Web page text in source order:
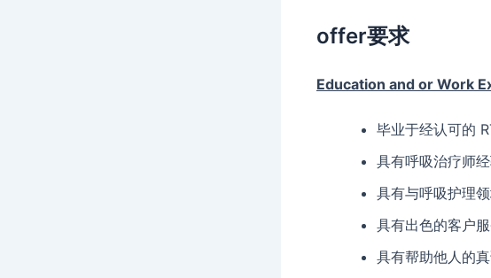
offer要求
Education and or Work
毕业于经认可的
具有呼吸治疗师
具有与呼吸护理
具有出色的客户
具有帮助他人的